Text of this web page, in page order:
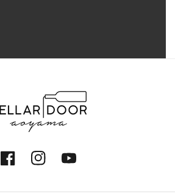
FacebookInstagramYouTube